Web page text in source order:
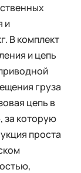
и
В комплект
и цепь
груза
цепь в
за которую
проста